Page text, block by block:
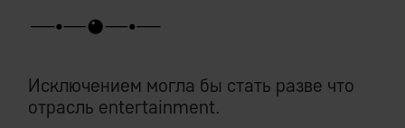
Исключением могла бы стать разве что
отрасль entertainment.